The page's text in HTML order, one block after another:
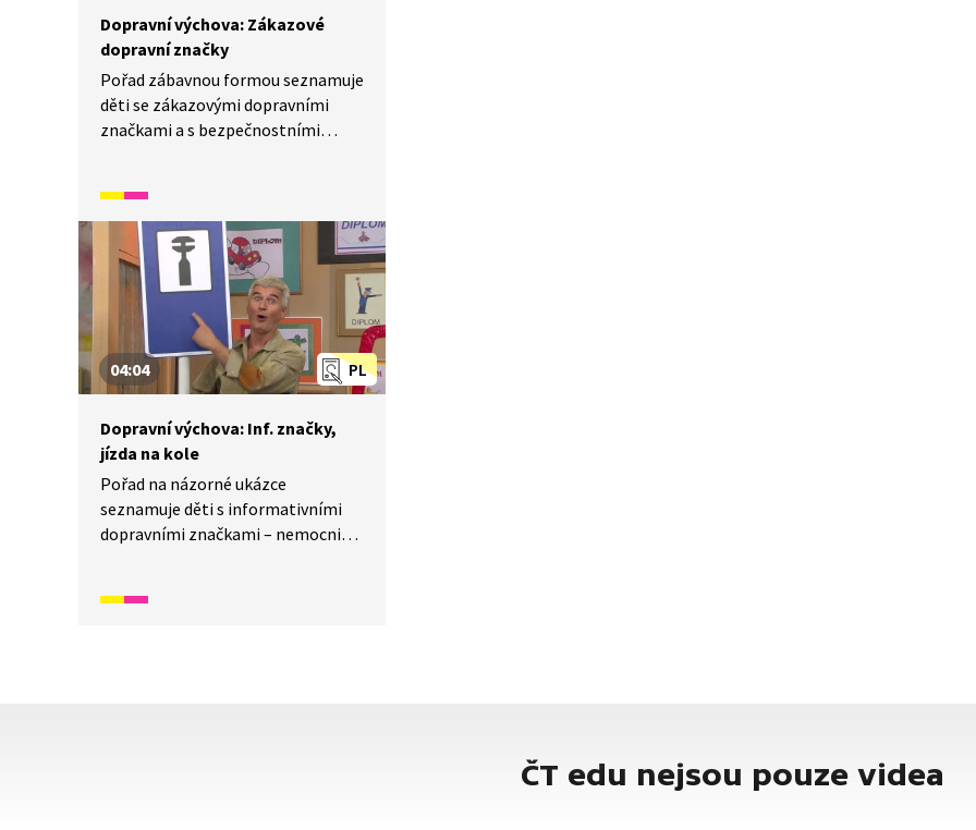
Dopravní výchova: Zákazové
dopravní značky
Pořad zábavnou formou seznamuje
děti se zákazovými dopravními
značkami a s bezpečnostními
se musejí dodržovat. Dále si díky
názorné ukázce uvědomí, jak je
důležité mít bezpečnostní zábrany
a dbát na bezpečný pohyb
na chodníku vedle silnice.
PL
04:04
Dopravní výchova: Inf. značky,
jízda na kole
Pořad na názorné ukázce
seznamuje děti s informativními
dopravními značkami – nemocnice,
Součástí je i shrnutí, jak se
ČT edu nejsou pouze videa